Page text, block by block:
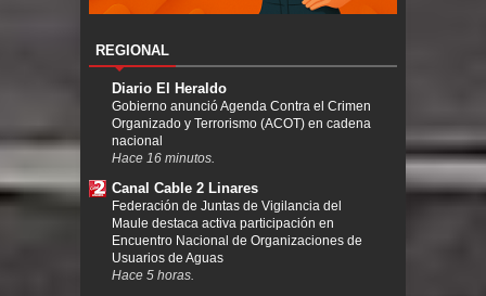
REGIONAL
Diario El Heraldo
Gobierno anunció Agenda Contra el Crimen
Organizado y Terrorismo (ACOT) en cadena
nacional
Hace 16 minutos.
Canal Cable 2 Linares
Federación de Juntas de Vigilancia del
Maule destaca activa participación en
Encuentro Nacional de Organizaciones de
Usuarios de Aguas
Hace 5 horas.